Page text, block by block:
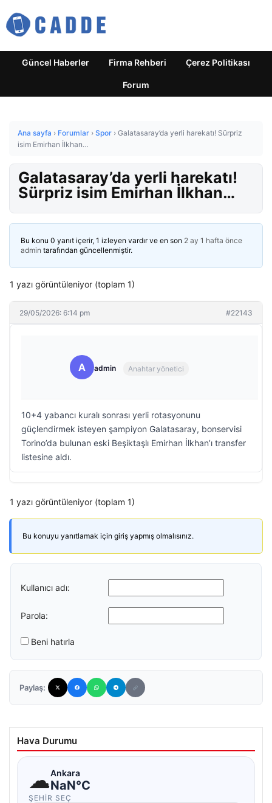
Güncel Haberler Firma Rehberi Çerez Politikası
Forum
Ana sayfa › Forumlar › Spor › Galatasaray’da yerli harekatı! Sürpriz
isim Emirhan İlkhan…
Galatasaray’da yerli harekatı!
Sürpriz isim Emirhan İlkhan…
Bu konu 0 yanıt içerir, 1 izleyen vardır ve en son 2 ay 1 hafta önce
admin tarafından güncellenmiştir.
1 yazı görüntüleniyor (toplam 1)
29/05/2026: 6:14 pm #22143
A admin Anahtar yönetici
10+4 yabancı kuralı sonrası yerli rotasyonunu
güçlendirmek isteyen şampiyon Galatasaray, bonservisi
Torino’da bulunan eski Beşiktaşlı Emirhan İlkhan’ı transfer
listesine aldı.
1 yazı görüntüleniyor (toplam 1)
Bu konuyu yanıtlamak için giriş yapmış olmalısınız.
Kullanıcı adı:
Parola:
Beni hatırla
Paylaş:
Hava Durumu
☁Ankara
NaN°C
ŞEHIR SEÇ